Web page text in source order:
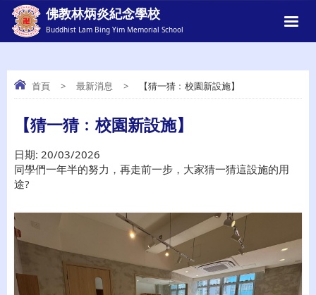
佛教林炳炎紀念學校
Buddhist Lam Bing Yim Memorial School
【猜一猜﹕校園新設施】
首頁 > 最新消息 > 【猜一猜﹕校園新設施】
【猜一猜﹕校園新設施】
日期: 20/03/2026
同學們一年半的努力，再走前一步，大家猜一猜這設施的用
途?